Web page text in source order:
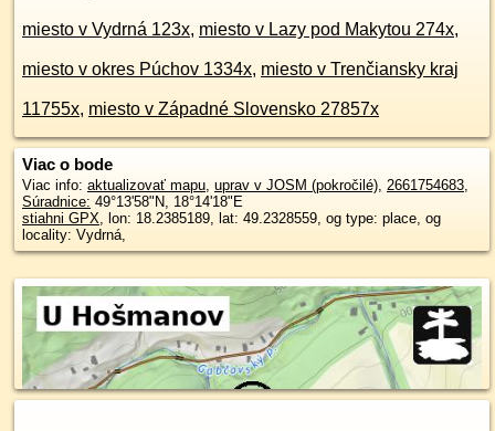
miesto v Vydrná 123x, miesto v Lazy pod Makytou 274x,
miesto v okres Púchov 1334x, miesto v Trenčiansky kraj
11755x, miesto v Západné Slovensko 27857x
Viac o bode
Viac info: aktualizovať mapu, uprav v JOSM (pokročilé), 2661754683,
Súradnice: 49°13'58"N, 18°14'18"E
stiahni GPX, lon: 18.2385189, lat: 49.2328559, og type: place, og
locality: Vydrná,